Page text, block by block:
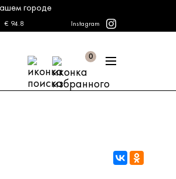
городе
€ 94.8 Instagram
0